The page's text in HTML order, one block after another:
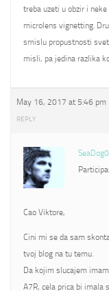
treba uzeti u obzir i
microlens vignetting.
smislu propustnosti
misli, pa jedina razlika
May 16, 2017 at 5:46 pm
REPLY
Cao Viktore,
Cini mi se da sam
tvoj blog na tu temu.
Da kojim slucajem
A7R, cela prica bi imala